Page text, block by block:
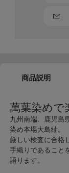
商品説明
萬葉染めで
九州南端、鹿児島
染め本場大島紬。
厳しい検査に合格
手織りであること
語ります。